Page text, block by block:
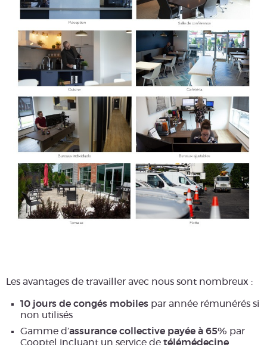
Les avantages de travailler avec nous sont nombreux :
10 jours de congés mobiles par année rémunérés si
non utilisés
Gamme d’assurance collective payée à 65% par
Cooptel incluant un service de télémédecine